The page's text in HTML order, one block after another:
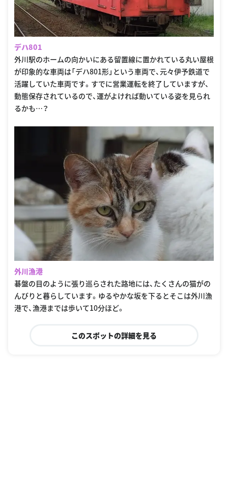
デハ801
外川駅のホームの向かいにある留置線に置かれている丸い屋根
が印象的な車両は「デハ801形」という車両で、元々伊予鉄道で
活躍していた車両です。すでに営業運転を終了していますが、
動態保存されているので、運がよければ動いている姿を見られ
るかも…？
外川漁港
碁盤の目のように張り巡らされた路地には、たくさんの猫がの
んびりと暮らしています。ゆるやかな坂を下るとそこは外川漁
港で、漁港までは歩いて10分ほど。
このスポットの詳細を見る